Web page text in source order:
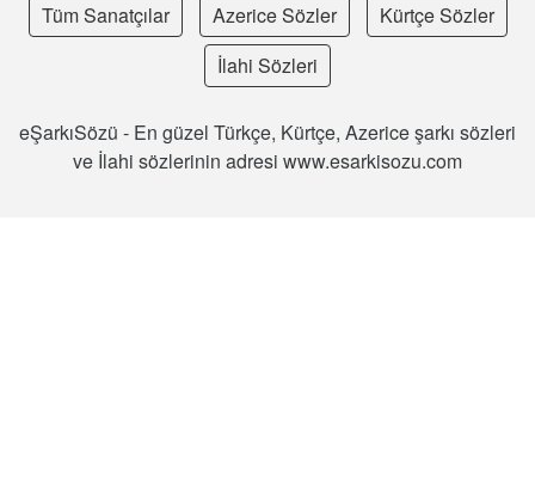
Tüm Sanatçılar Azerice Sözler
Kürtçe Sözler
İlahi Sözleri
eŞarkıSözü - En güzel Türkçe, Kürtçe, Azerice şarkı sözleri
ve İlahi sözlerinin adresi www.esarkisozu.com